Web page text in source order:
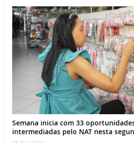
Semana inicia com 33
intermediadas pelo NAT nesta